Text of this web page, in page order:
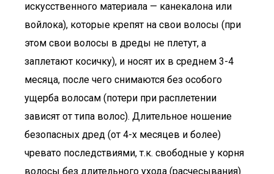
искусственного материала — канекалона или
войлока), которые крепят на свои волосы (при
этом свои волосы в дреды не плетут, а
заплетают косичку), и носят их в среднем 3-4
месяца, после чего снимаются без особого
ущерба волосам (потери при расплетении
зависят от типа волос). Длительное ношение
безопасных дред (от 4-х месяцев и более)
чревато последствиями, т.к. свободные у корня
волосы без длительного ухода (расчесывания)